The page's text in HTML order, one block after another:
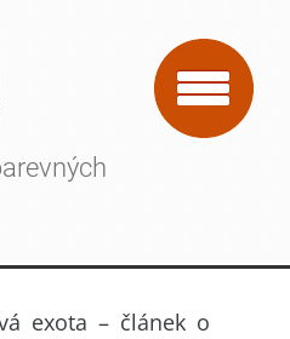
exota – článek o